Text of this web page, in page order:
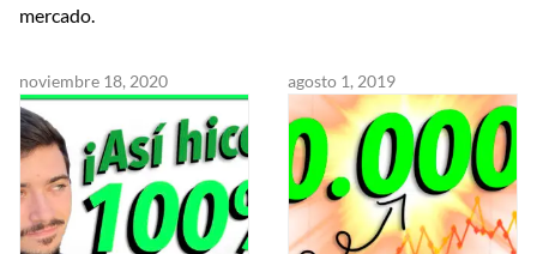
mercado.
noviembre 18, 2020 agosto 1, 2019